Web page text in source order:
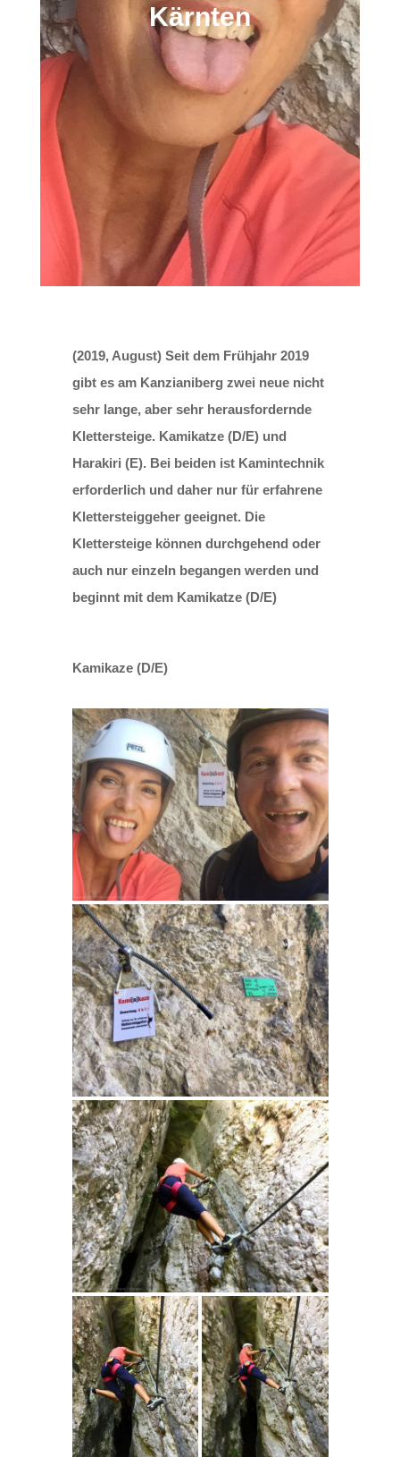
Kärnten
(2019, August) Seit dem Frühjahr 2019
gibt es am Kanzianiberg zwei neue nicht
sehr lange, aber sehr herausfordernde
Klettersteige. Kamikatze (D/E) und
Harakiri (E). Bei beiden ist Kamintechnik
erforderlich und daher nur für erfahrene
Klettersteiggeher geeignet. Die
Klettersteige können durchgehend oder
auch nur einzeln begangen werden und
beginnt mit dem Kamikatze (D/E)
Kamikaze (D/E)